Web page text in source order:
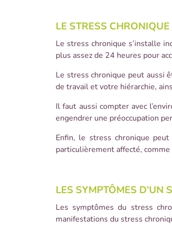
LE STRESS
Le stress chronique s’installe
plus assez de 24 heures pour
Le stress chronique peut aussi
de travail et votre hiérarchie,
Il faut aussi compter avec
engendrer une préoccupation
Enfin, le stress chronique
particulièrement affecté,
LES SYMPTÔMES D’UN
Les symptômes du stress
manifestations du stress